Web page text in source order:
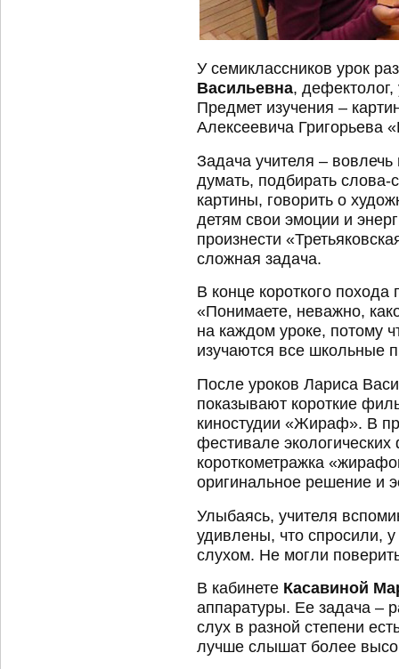
У семиклассников урок
Васильевна, дефектолог,
Предмет изучения –
Алексеевича Григорьева
Задача учителя –
думать, подбирать слова-
картины, говорить о
детям свои эмоции и
произнести
сложная задача.
В конце короткого
«Понимаете, неважно,
на каждом уроке, потому
изучаются все школьные
После уроков Лариса
показывают короткие
киностудии «Жираф». В
фестивале
короткометражка
оригинальное решение и
Улыбаясь, учителя
удивлены, что спросили,
слухом. Не могли
В кабинете Касавиной
аппаратуры. Ее задача –
слух в разной степени
лучше слышат более